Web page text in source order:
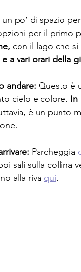
un po’ di spazio
per il primo
con il lago che si
e a vari orari della
andare: Questo è
cielo e colore. In
è un punto
Parcheggia
sali sulla collina
alla riva qui.